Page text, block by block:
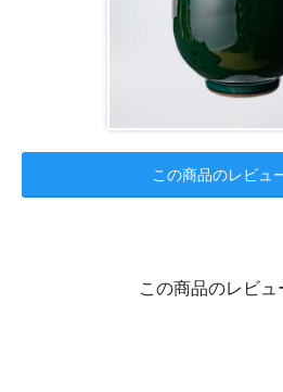
この商品のレビュ
この商品のレビュ